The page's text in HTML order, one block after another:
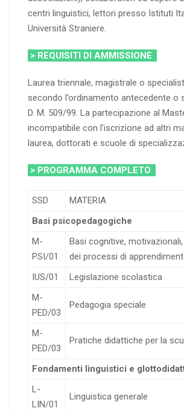
centri linguistici, lettori presso Istituti
Università Straniere.
> REQUISITI DI AMMISSIONE
Laurea triennale, magistrale o
secondo l’ordinamento antecedente o
D. M. 509/99. La partecipazione al
incompatibile con l’iscrizione ad altri
laurea, dottorati e scuole di
> PROGRAMMA COMPLETO
SSD MATERIA
Basi psicopedagogiche
M-
PSI/01
Basi cognitive,
dei processi di
IUS/01 Legislazione scolastica
M-
PED/03
Pedagogia speciale
M-
PED/03
Pratiche didattiche per la
Fondamenti linguistici e
L-
LIN/01
Linguistica generale